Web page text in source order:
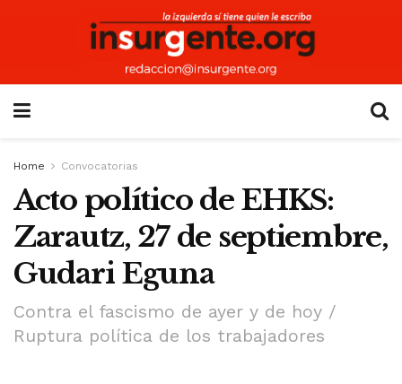
Home Convocatorias
Acto político de EHKS:
Zarautz, 27 de septiembre,
Gudari Eguna
Contra el fascismo de ayer y de hoy /
Ruptura política de los trabajadores